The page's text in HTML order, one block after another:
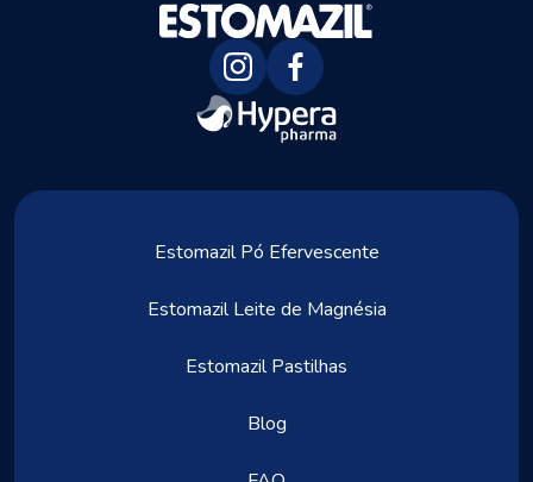
Estomazil Pó Efervescente
Estomazil Leite de Magnésia
Estomazil Pastilhas
Blog